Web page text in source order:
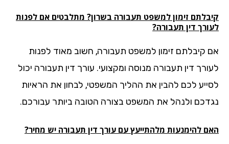
זימון למשפטתעבורהבשרון? מתלבטים אם לפנות
דין תעבורה?
קיבלתם זימון למשפט תעבורה, חשוב מאוד לפנות
דין תעבורה מנוסה ומקצועי. עורך דין תעבורה יכול
לכם להבין את ההליך המשפטי, לבחון את הראיות
ולנהל את המשפט בצורה הטובה ביותר עבורכם.
להימנעות מלהתייעץ עם עורך דין תעבורה יש מחיר?